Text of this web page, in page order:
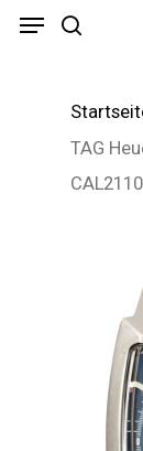
SkipMenu
TAG